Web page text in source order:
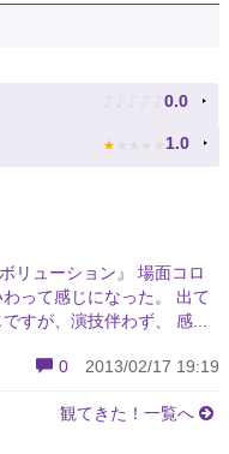
♪ ♪ ♪ ♪ ♪ 0.0
★ ★ ★ ★ ★ 1.0
リューション』 場面コロ
って感じになった。 出て
すが、演技伴わず、 感...
0 2013/02/17 19:19
観てきた！一覧へ